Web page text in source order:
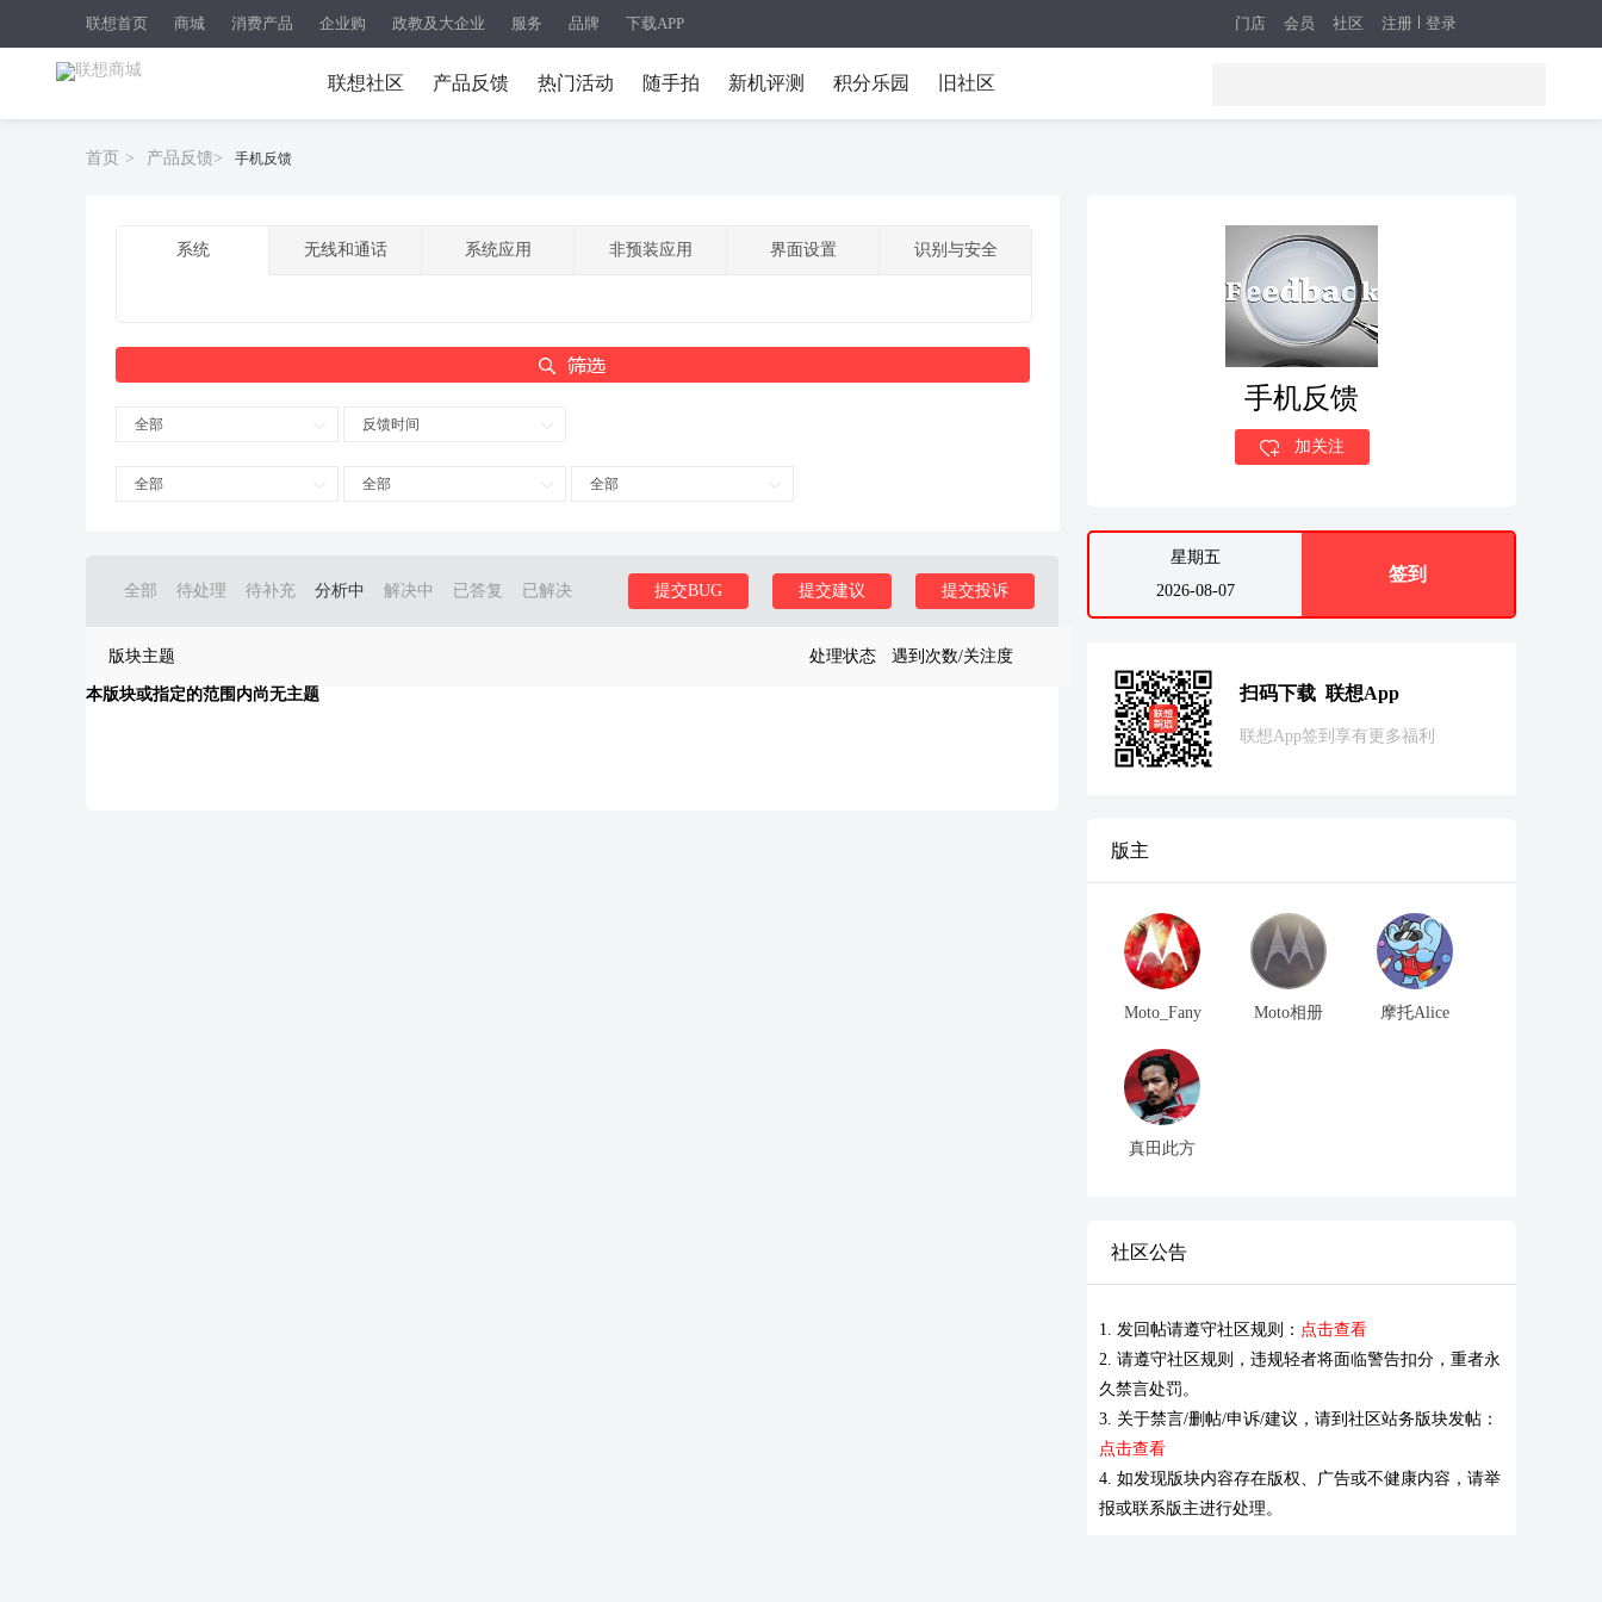
联想首页 商城 消费产品 企业购 政教及大企业 服务 品牌 下载APP 注册 登录
门店 会员 社区
联想社区 产品反馈 热门活动 随手拍 新机评测 积分乐园 旧社区
首页 > 产品反馈> 手机反馈
系统 无线和通话 系统应用 非预装应用 界面设置 识别与安全
全部 反馈时间
全部 全部 全部
全部 待处理 待补充 分析中 解决中 已答复 已解决 提交投诉
提交建议
提交BUG
版块主题 处理状态 遇到次数/关注度
本版块或指定的范围内尚无主题
手机反馈
加关注
星期五
2026-08-07
签到
扫码下载 联想App
联想App签到享有更多福利
版主
Moto_Fany Moto相册 摩托Alice
真田此方
社区公告
1. 发回帖请遵守社区规则： 点击查看
2. 请遵守社区规则，违规轻者将面临警告扣分，重者永
久禁言处罚。
3. 关于禁言/删帖/申诉/建议，请到社区站务版块发帖：
点击查看
4. 如发现版块内容存在版权、广告或不健康内容，请举
报或联系版主进行处理。